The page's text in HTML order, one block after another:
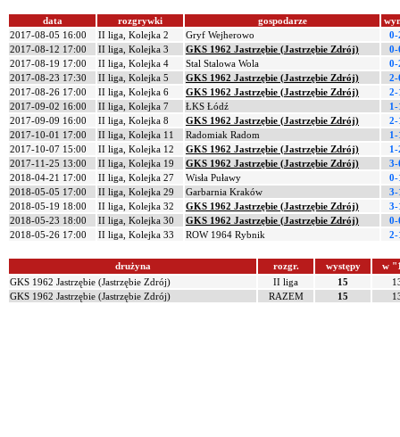
data rozgrywki gospodarze
2017-08-05 16:00
II liga, Kolejka 2 Gryf Wejherowo
0-
2017-08-12 17:00
II liga, Kolejka 3 GKS 1962 Jastrzębie (Jastrzębie Zdrój)
0-
2017-08-19 17:00
II liga, Kolejka 4 Stal Stalowa Wola
0-
2017-08-23 17:30
II liga, Kolejka 5 GKS 1962 Jastrzębie (Jastrzębie Zdrój)
2-
2017-08-26 17:00
II liga, Kolejka 6 GKS 1962 Jastrzębie (Jastrzębie Zdrój)
2-
2017-09-02 16:00
II liga, Kolejka 7 ŁKS Łódź
1-
2017-09-09 16:00
II liga, Kolejka 8 GKS 1962 Jastrzębie (Jastrzębie Zdrój)
2-
2017-10-01 17:00
II liga, Kolejka 11 Radomiak Radom
1-
2017-10-07 15:00
II liga, Kolejka 12 GKS 1962 Jastrzębie (Jastrzębie Zdrój)
1-
2017-11-25 13:00
II liga, Kolejka 19 GKS 1962 Jastrzębie (Jastrzębie Zdrój)
3-
2018-04-21 17:00
II liga, Kolejka 27 Wisła Puławy
0-
2018-05-05 17:00
II liga, Kolejka 29 Garbarnia Kraków
3-
2018-05-19 18:00
II liga, Kolejka 32 GKS 1962 Jastrzębie (Jastrzębie Zdrój)
3-
2018-05-23 18:00
II liga, Kolejka 30 GKS 1962 Jastrzębie (Jastrzębie Zdrój)
0-
2018-05-26 17:00
II liga, Kolejka 33 ROW 1964 Rybnik 2-
drużyna rozgr. występy
w
GKS 1962 Jastrzębie (Jastrzębie Zdrój)
II liga 15
GKS 1962 Jastrzębie (Jastrzębie Zdrój)
RAZEM 15